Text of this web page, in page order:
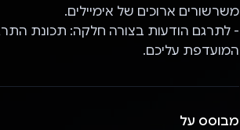
משרשורים ארוכים של אימיילים.
המועדפת עליכם.
מבוסס על